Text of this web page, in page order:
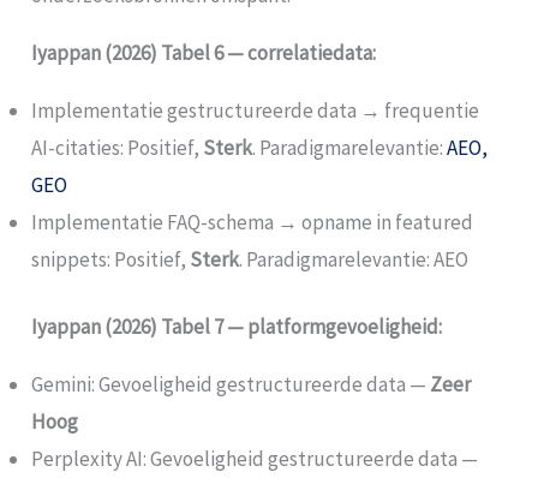
Iyappan (2026) Tabel 6 — correlatiedata:
Implementatie gestructureerde data → frequentie
AI-citaties: Positief, Sterk. Paradigmarelevantie:AEO,
GEO
Implementatie FAQ-schema → opname in featured
snippets: Positief, Sterk. Paradigmarelevantie: AEO
Iyappan (2026) Tabel 7 — platformgevoeligheid:
Gemini: Gevoeligheid gestructureerde data — Zeer
Hoog
Perplexity AI: Gevoeligheid gestructureerde data —